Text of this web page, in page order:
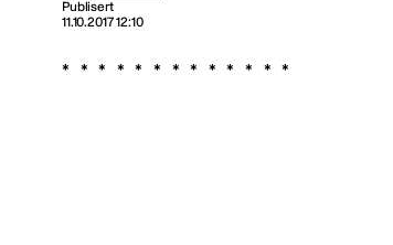
Publisert
11.10.2017 12:10